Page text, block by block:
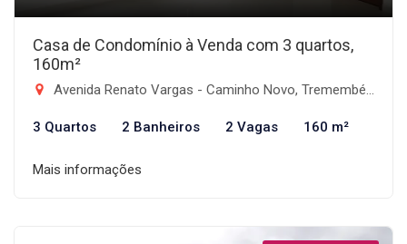
Casa de Condomínio à Venda com 3 quartos,
160m²
Avenida Renato Vargas - Caminho Novo, Tremembé-SP
3 Quartos 2 Banheiros 2 Vagas 160 m²
Mais informações